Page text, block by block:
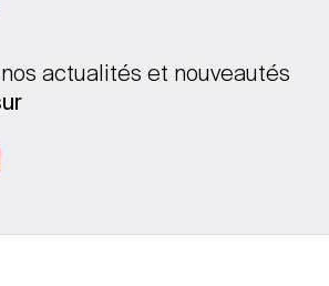
actualités et nouveautés